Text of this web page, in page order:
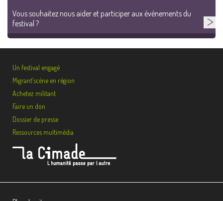
Vous souhaitez nous aider et participer aux événements du
festival ?
Un festival engagé
Migrant’scène en région
Achetez militant
Faire un don
Dossier de presse
Ressources multimédia